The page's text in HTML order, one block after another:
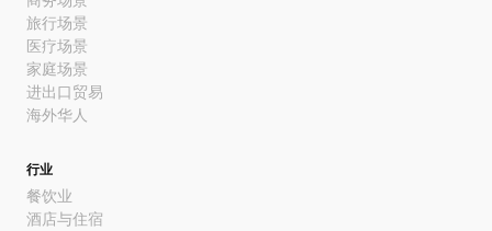
旅行场景
医疗场景
家庭场景
进出口贸易
海外华人
行业
餐饮业
酒店与住宿